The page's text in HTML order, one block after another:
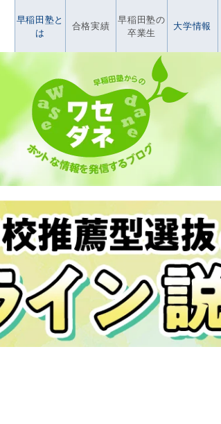
早稲田塾と
は
合格実績
早稲田塾の
卒業生
大学情報